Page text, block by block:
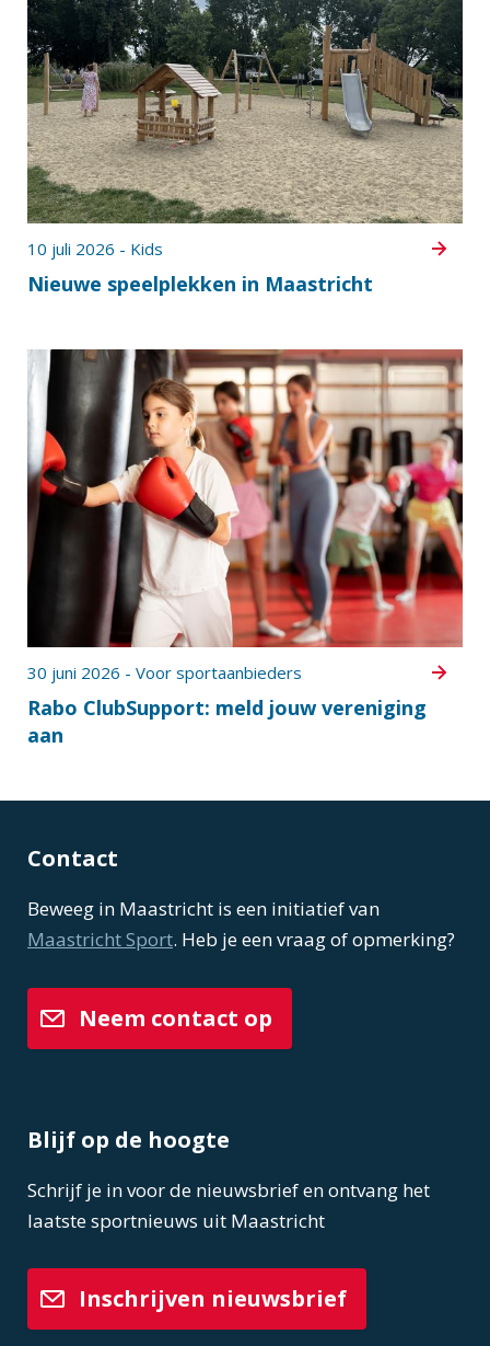
Nieuwe speelplekken in Maastricht
10 juli 2026 - Kids
Rabo ClubSupport: meld jouw vereniging
aan
30 juni 2026 - Voor sportaanbieders
Contact
Beweeg in Maastricht is een initiatief van
Maastricht Sport. Heb je een vraag of opmerking?
Neem contact op
Blijf op de hoogte
Schrijf je in voor de nieuwsbrief en ontvang het
laatste sportnieuws uit Maastricht
Inschrijven nieuwsbrief